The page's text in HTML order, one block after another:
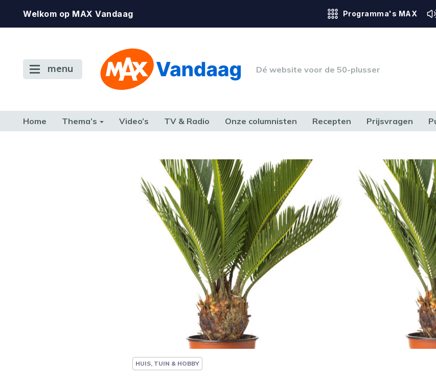
Welkom op MAX Vandaag Programma's MAX
menu Dé website voor de 50-plusser
Home Thema’s Video’s TV & Radio Onze columnisten Recepten Prijsvragen
HUIS, TUIN & HOBBY